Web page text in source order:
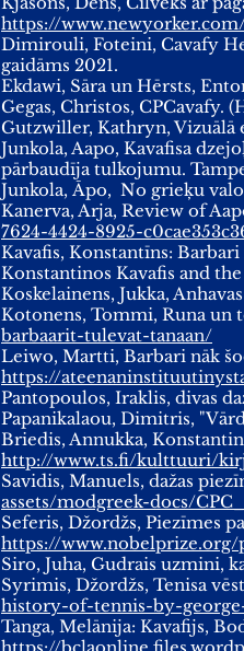
https://
Dimirouli, Foteini, Cavafy
gaidāms 2021.
Ekdawi, Sāra un Hērsts,
Gegas, Christos, CPCavafy.
Gutzwiller, Kathryn, Vizuālā
Junkola, Aapo, Kavafisa
pārbaudīja tulkojumu.
Junkola, Āpo, No grieķu
Kanerva, Arja, Review of
7624-4424-8925-
Kavafis, Konstantīns:
Konstantinos Kavafis and
Koskelainens, Jukka,
Kotonens, Tommi, Runa un
barbaarit-tulevat-tanaan/
Leiwo, Martti, Barbari nāk
https://
Pantopoulos, Iraklis, divas
Papanikalaou, Dimitris,
Briedis, Annukka,
http://www.ts.fi/kulttuuri/
Savidis, Manuels, dažas
assets/modgreek-docs/
Seferis, Džordžs, Piezīmes
https://
Siro, Juha, Gudrais uzmini,
Syrimis, Džordžs, Tenisa
history-of-tennis-by-
Tanga, Melānija: Kavafijs,